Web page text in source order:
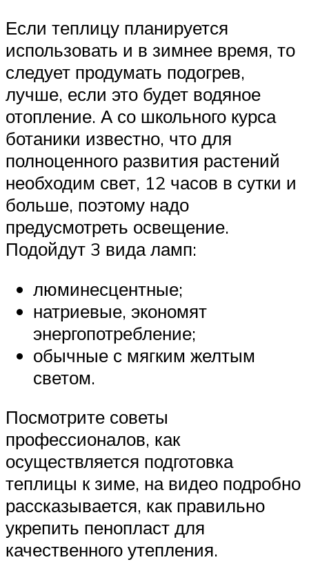
Если теплицу планируется
использовать и в зимнее время, то
следует продумать подогрев,
лучше, если это будет водяное
отопление. А со школьного курса
ботаники известно, что для
полноценного развития растений
необходим свет, 12 часов в сутки и
больше, поэтому надо
предусмотреть освещение.
Подойдут 3 вида ламп:
люминесцентные;
натриевые, экономят
энергопотребление;
обычные с мягким желтым
светом.
Посмотрите советы
профессионалов, как
осуществляется подготовка
теплицы к зиме, на видео подробно
рассказывается, как правильно
укрепить пенопласт для
качественного утепления.